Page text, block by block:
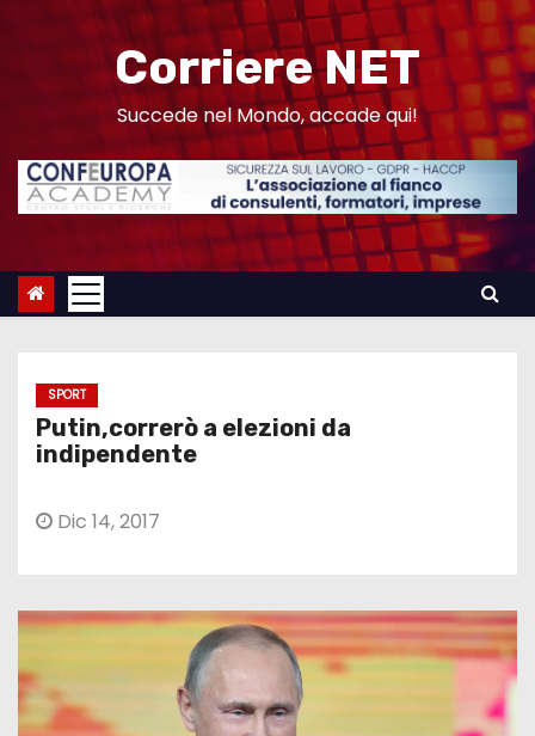
n
Corriere NET
Succede nel Mondo, accade qui!
SPORT
Putin,correrò a elezioni da
indipendente
Dic 14, 2017